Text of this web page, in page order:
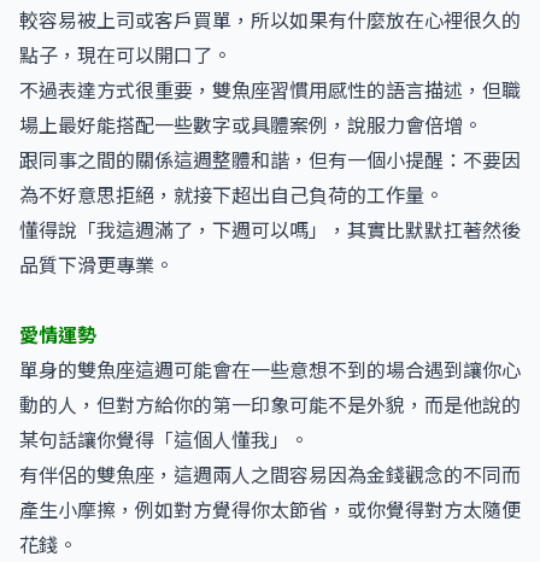
較容易被上司或客戶買單，所以如果有什麼放在心裡很久的
點子，現在可以開口了。
不過表達方式很重要，雙魚座習慣用感性的語言描述，但職
場上最好能搭配一些數字或具體案例，說服力會倍增。
跟同事之間的關係這週整體和諧，但有一個小提醒：不要因
為不好意思拒絕，就接下超出自己負荷的工作量。
懂得說「我這週滿了，下週可以嗎」，其實比默默扛著然後
品質下滑更專業。
愛情運勢
單身的雙魚座這週可能會在一些意想不到的場合遇到讓你心
動的人，但對方給你的第一印象可能不是外貌，而是他說的
某句話讓你覺得「這個人懂我」。
有伴侶的雙魚座，這週兩人之間容易因為金錢觀念的不同而
產生小摩擦，例如對方覺得你太節省，或你覺得對方太隨便
花錢。